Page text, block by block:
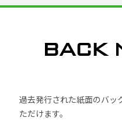
過去発行された紙面のバッ
ただけます。